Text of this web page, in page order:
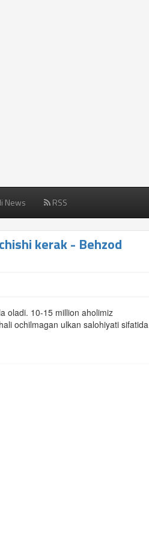
News RSS
kerak - Behzod
oladi. 10-15 million aholimiz
ochilmagan ulkan salohiyati sifatida